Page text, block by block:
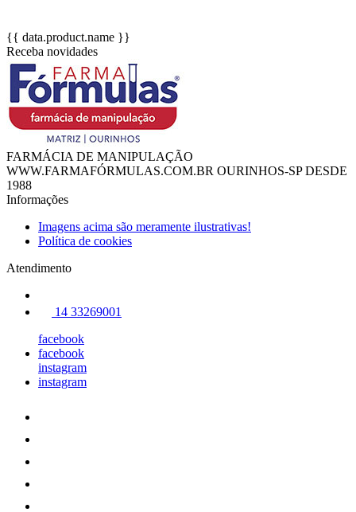
{{ data.product.name }}
Receba novidades
FARMÁCIA DE MANIPULAÇÃO
WWW.FARMAFÓRMULAS.COM.BR OURINHOS-SP DESDE
1988
Informações
Imagens acima são meramente ilustrativas!
Política de cookies
Atendimento
14 33269001
facebook
facebook
instagram
instagram